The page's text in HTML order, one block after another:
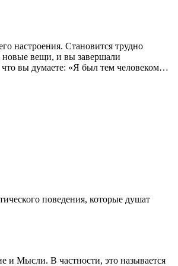
настроения. Становится трудно
новые вещи, и вы завершали
вы думаете: «Я был тем человеком…
поведения, которые душат
и Мысли. В частности, это называется